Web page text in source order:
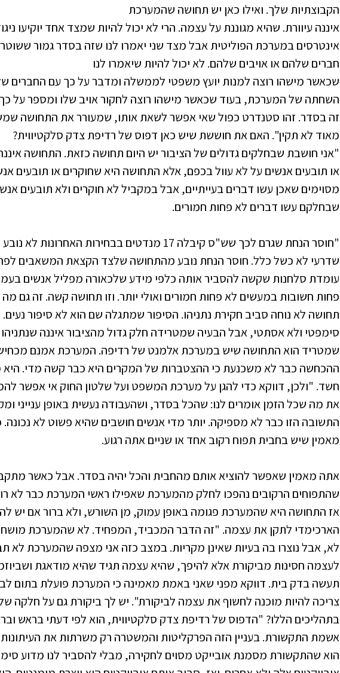
הקבוצתיות שלך. ואילו כאן יש תחושה שהמערכת
איננה עיוורת. שהיא מגוננת על עצמה. הרי לא יכול להיות שמצד אחד יוקיעו
אינטרסים במערכת הפוליטית אבל מצד שני יאמרו לנו שזה בסדר גמור
חברים שלהם או אויבים שלהם. לא יכול להיות שיאמרו לנו
שכאשר מישהו רוצה למנות יועץ משפטי לממשלה ומדבר על כך עם החברים
השחתה של המערכת, בעוד שכאשר מישהו רוצה לחקור אויב שלו ומספר על כך
זה בסדר. זהו סטנדרט כפול שאי אפשר לשאת אותו, שמעורר את התחושה
מאוד לא תקין". האם את חוששת שיש כאן דפוס של רדיפת צדק סלקטיווית?
"אני חושבת שבחלקים גדולים של הציבור יש היום תחושה כזאת. התחושה
או תובעים אנשים על לא עוול בכפם, אלא התחושה היא שחוקרים או תובעים
מסוימים שאכן עשו דברים בעייתיים, אבל במקביל לא חוקרים ולא תובעים
שבחלקם עשו דברים לא פחות חמורים.
"חוסר הנחת שגרם לכך שש"ס קיבלה 17 מנדטים בבחירות
שדרעי לא כשל כלל. חוסר הנחת נובע מהתחושה שלצד הקצאת המשאבים
עומדת סלחנות שקשה להסביר אותה כלפי מידע שלכאורה מפליל אנשים
פחות חשובות במעשים לא פחות חמורים ואולי יותר. וזו תחושה קשה. זה גם מה
תחושה לא נוחה סביב חקירת נתניהו. הסיפור שמתגלה שם הוא לא סיפור
סימפטי ולא אסתטי, אבל הבעיה שמטרידה חלק גדול מהציבור איננה
שמטריד הוא התחושה שיש במערכת אלמנט של רדיפה. המערכת אמנם
ההכחשה כבר לא משכנעת כי ההצטברות של המקרים היא כבר קשה מדי. היא
חשד. "ולכן, דווקא כדי להגן על מערכת המשפט ועל שלטון החוק אי אפשר
את מה שכל הזמן אומרים לנו: שהכל בסדר, ושהעבודה נעשית באופן ענייני
התשובה הזו כבר לא מספיקה. יותר מדי אנשים חושבים שהיא פשוט לא
מאמין שיש בחבית תפוח רקוב אחד או שניים אתה רגוע.
אתה מאמין שאפשר להוציא אותם מהחבית והכל יהיה בסדר. אבל כאשר
שהתפוחים הרקובים נהפכו לחלק מהמערכת שאפילו ראשי המערכת כבר לא
אז התחושה היא שהמערכת פגומה באופן עמוק, מן השורש, ולא ברור אם יש
הארכימדי לתקן את עצמה. "זה הדבר המכביד, המפחיד. לא שהמערכת
לא, אבל נוצרו בה בעיות שאינן מקריות. במצב כזה אני מצפה שהמערכת לא
לעצמה חסינות מביקורת אלא להיפך, שהיא עצמה תגיד שהיא מודאגת
תעשה בדק בית. דווקא מפני שאני באמת מאמינה כי המערכת פועלת בתום
צריכה להיות מוכנה לחשוף את עצמה לביקורת". יש לך ביקורת גם על חלקה
בתהליכים הללו? "הדפוס של רדיפת צדק סלקטיווית, הוא לפי דעתי בראש
אשמת התקשורת. בעניין הזה הפרקליטות והמשטרה רק משרתות את
הוא שהתקשורת מסמנת אובייקט מסוים לחקירה, מבלי להסביר לנו מדוע